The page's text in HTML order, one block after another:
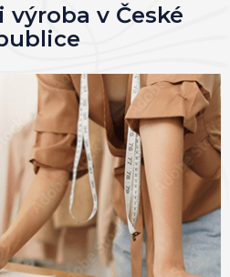
výroba v České